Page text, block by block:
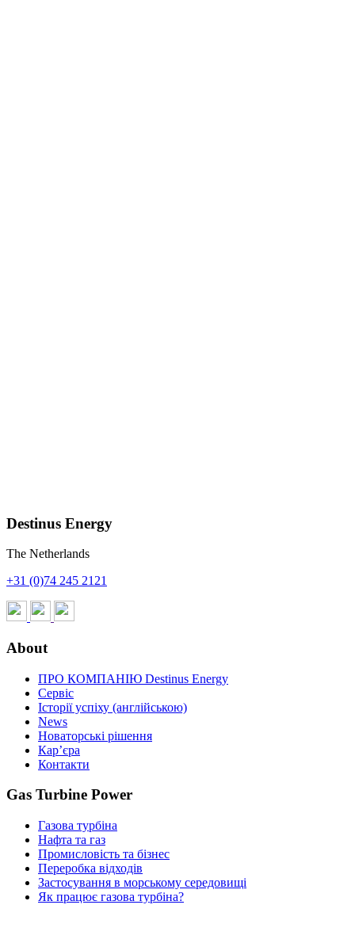
Destinus Energy
The Netherlands
+31 (0)74 245 2121
About
ПРО КОМПАНІЮ Destinus Energy
Сервіс
Історії успіху (англійською)
News
Новаторські рішення
Кар’єра
Контакти
Gas Turbine Power
Газова турбіна
Нафта та газ
Промисловість та бізнес
Переробка відходів
Застосування в морському середовищі
Як працює газова турбіна?